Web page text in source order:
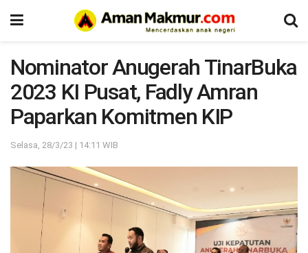
Nominator Anugerah TinarBuka
2023 KI Pusat, Fadly Amran
Paparkan Komitmen KIP
Selasa, 28/3/23 | 14:11 WIB